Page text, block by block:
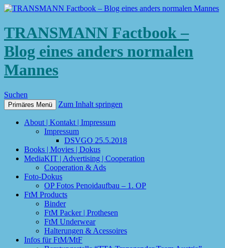
TRANSMANN Factbook –
Blog eines anders normalen
Mannes
Suchen
Primäres Menü Zum Inhalt springen
About | Kontakt | Impressum
Impressum
DSVGO 25.5.2018
Books | Movies | Dokus
MediaKIT | Advertising | Cooperation
Cooperation & Ads
Foto-Dokus
OP Fotos Penoidaufbau – 1. OP
FtM Products
Binder
FtM Packer | Prothesen
FtM Underwear
Halterungen & Acessoires
Infos für FtM/MtF